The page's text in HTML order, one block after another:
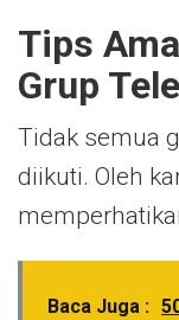
Tips
Grup
Tidak semua
diikuti. Oleh
Baca Juga :